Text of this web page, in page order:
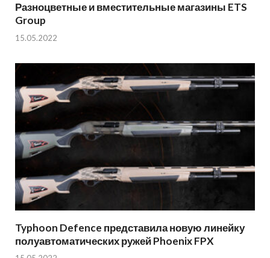
Разноцветные и вместительные магазины ETS
Group
15.05.2022
Typhoon Defence представила новую линейку
полуавтоматических ружей Phoenix FPX